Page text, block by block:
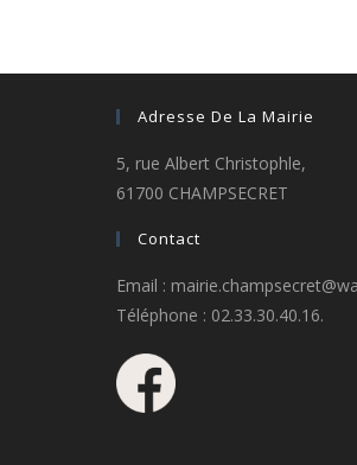
Adresse De La Mairie
5, rue Albert Christophle,
61700 CHAMPSECRET
Contact
Email :
Téléphone : 02.33.30.40.16.